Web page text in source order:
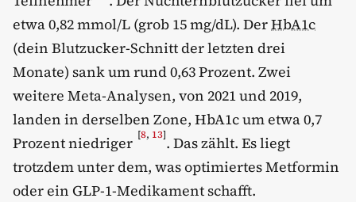
etwa 0,82 mmol/L (grob 15 mg/dL). DerHbA1c
(dein Blutzucker-Schnitt der letzten drei
Monate) sank um rund 0,63 Prozent. Zwei
weitere Meta-Analysen, von 2021 und 2019,
landen in derselben Zone, HbA1c um etwa 0,7
Prozent niedriger [8, 13]. Das zählt. Es liegt
trotzdem unter dem, was optimiertes Metformin
oder ein GLP-1-Medikament schafft.